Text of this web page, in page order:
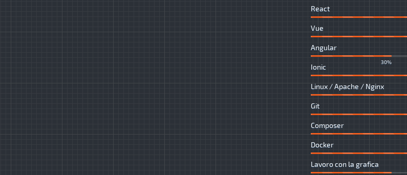
React
Vue
Angular
30%
Ionic
Linux / Apache / Nginx
Git
Composer
Docker
Lavoro con la grafica